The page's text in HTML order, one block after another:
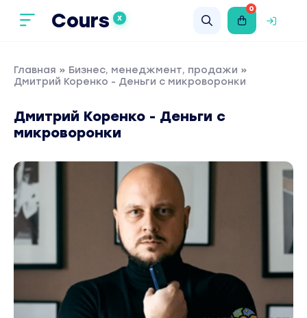
Cours X
0
Главная » Бизнес, менеджмент, продажи »
Дмитрий Коренко - Деньги с микроворонки
Дмитрий Коренко - Деньги с
микроворонки